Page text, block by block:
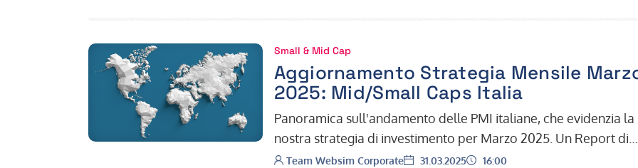
Small & Mid Cap
Aggiornamento Strategia Mensile
2025: Mid/Small Caps Italia
Panoramica sull'andamento delle PMI italiane, che evidenzia la
nostra strategia di investimento per Marzo 2025. Un Report di
aggiornamento dall'Uffici…
Autore:
Team Websim Corporate Data:
31.03.2025 Ora:
16:00